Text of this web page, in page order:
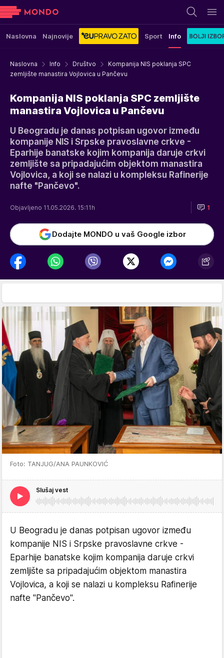
Naslovna Najnovije Sport Info
Naslovna Info Društvo
Kompanija NIS poklanja SPC
zemljište manastira Vojlovica u Pančevu
Kompanija NIS poklanja SPC zemljište
manastira Vojlovica u Pančevu
U Beogradu je danas potpisan ugovor između
kompanije NIS i Srpske pravoslavne crkve -
Eparhije banatske kojim kompanija daruje crkvi
zemljište sa pripadajućim objektom manastira
Vojlovica, a koji se nalazi u kompleksu Rafinerije
nafte "Pančevo".
Objavljeno 11.05.2026. 15:11h 1
Dodajte MONDO u vaš Google izbor
Foto: TANJUG/ANA PAUNKOVIĆ
Slušaj vest
U Beogradu je danas potpisan ugovor između
kompanije NIS i Srpske pravoslavne crkve -
Eparhije banatske kojim kompanija daruje crkvi
zemljište sa pripadajućim objektom manastira
Vojlovica, a koji se nalazi u kompleksu Rafinerije
nafte "Pančevo".